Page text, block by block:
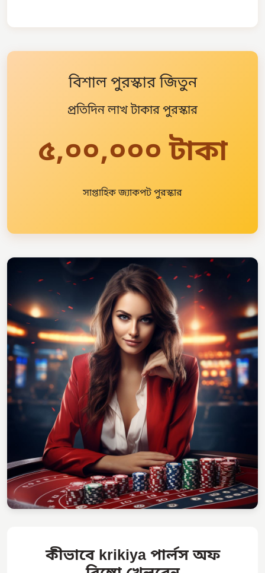
বিশাল পুরস্কার জিতুন
প্রতিদিন লাখ টাকার পুরস্কার
৫,০০,০০০ টাকা
সাপ্তাহিক জ্যাকপট পুরস্কার
কীভাবে krikiya পার্লস অফ